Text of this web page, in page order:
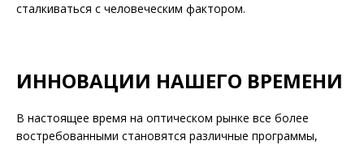
сталкиваться с человеческим фактором.
ИННОВАЦИИ НАШЕГО ВРЕМЕНИ
В настоящее время на оптическом рынке все более
востребованными становятся различные программы,